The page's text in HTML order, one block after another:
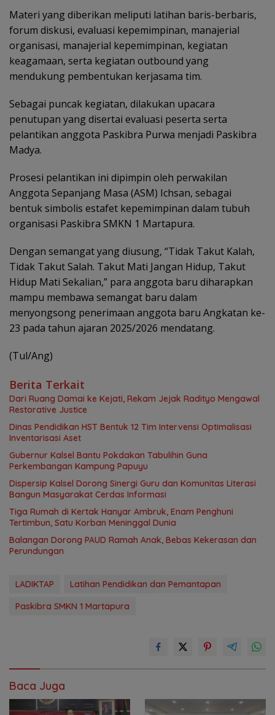
Materi yang diberikan meliputi latihan baris-berbaris,
forum diskusi, evaluasi kepemimpinan, manajerial
organisasi, manajerial kepemimpinan, kegiatan
keagamaan, serta kegiatan outbound yang
mendukung pembentukan kerjasama tim.
Sebagai puncak kegiatan, dilakukan upacara
penutupan yang disertai evaluasi peserta serta
pelantikan anggota Paskibra Purwa menjadi Paskibra
Madya.
Prosesi pelantikan ini dipimpin oleh perwakilan
Anggota Sepanjang Masa (ASM) Ichsan, sebagai
bentuk simbolis estafet kepemimpinan dalam tubuh
organisasi Paskibra SMKN 1 Martapura.
Dengan semangat yang diusung, “Tidak Takut Kalah,
Tidak Takut Salah. Takut Mati Jangan Hidup, Takut
Hidup Mati Sekalian,” para anggota baru diharapkan
mampu membawa semangat baru dalam
menyongsong penerimaan anggota baru Angkatan ke-
23 pada tahun ajaran 2025/2026 mendatang.
(Tul/Ang)
Berita Terkait
Dari Ruang Damai ke Kejati, Rekam Jejak Radityo Mengawal
Restorative Justice
Dinas Pendidikan HST Bentuk 12 Tim Intervensi Optimalisasi
Inventarisasi Aset
Gubernur Kalsel Bantu Pokdakan Tabulihin Guna
Perkembangan Kampung Papuyu
Dispersip Kalsel Dorong Sinergi Guru dan Komunitas Literasi
Bangun Masyarakat Cerdas Informasi
Tiga Rumah di Kertak Hanyar Ambruk, Enam Penghuni
Tertimbun, Satu Korban Meninggal Dunia
Balangan Dorong PAUD Ramah Anak, Bebas Kekerasan dan
Perundungan
LADIKTAP
Latihan Pendidikan dan Pemantapan
Paskibra SMKN 1 Martapura
Baca Juga